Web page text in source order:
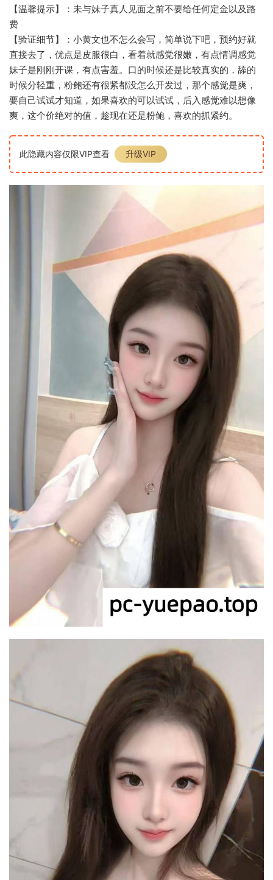
【温馨提示】：未与妹子真人见面之前不要给任何定金以及路
费
【验证细节】：小黄文也不怎么会写，简单说下吧，预约好就
直接去了，优点是皮服很白，看着就感觉很嫩，有点情调感觉
妹子是刚刚开课，有点害羞。口的时候还是比较真实的，舔的
时候分轻重，粉鲍还有很紧都没怎么开发过，那个感觉是爽，
要自己试试才知道，如果喜欢的可以试试，后入感觉难以想像
爽，这个价绝对的值，趁现在还是粉鲍，喜欢的抓紧约。
此隐藏内容仅限VIP查看 升级VIP